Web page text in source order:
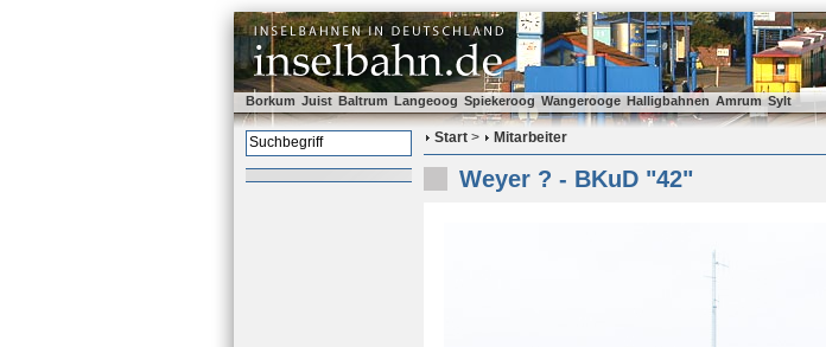
Borkum Juist Baltrum Langeoog Spiekeroog Wangerooge Halligbahnen Amrum Sylt
Start > Mitarbeiter
Weyer ? - BKuD "42"